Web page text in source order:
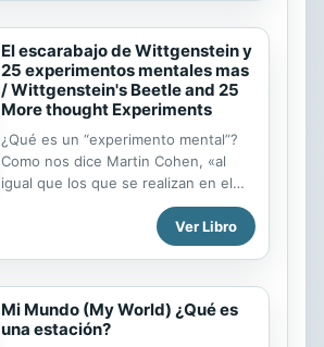
El escarabajo de Wittgenstein y
25 experimentos mentales mas
/ Wittgenstein's Beetle and 25
More thought Experiments
¿Qué es un “experimento mental”?
Como nos dice Martin Cohen, «al
igual que los que se realizan en el
laboratorio, son pruebas que se
conciben con el fin de explorar (o de
destruir) las intuiciones que tenemos
Este libro imprescindible para todos
los amantes del saber, desde los
científicos a los filósofos, recopila los
Ver Libro
Mi Mundo (My World) ¿Qué es
una estación?